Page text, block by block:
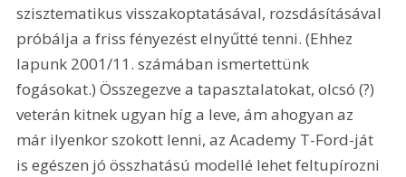
szisztematikus visszakoptatásával, rozsdásításával
próbálja a friss fényezést elnyűtté tenni. (Ehhez
lapunk 2001/11. számában ismertettünk
fogásokat.) Összegezve a tapasztalatokat, olcsó (?)
veterán kitnek ugyan híg a leve, ám ahogyan az
már ilyenkor szokott lenni, az Academy T-Ford-ját
is egészen jó összhatású modellé lehet feltupírozni